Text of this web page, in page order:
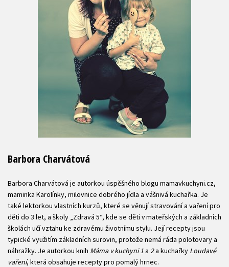
Barbora Charvátová
Barbora Charvátová je autorkou úspěšného blogu mamavkuchyni.cz,
maminka Karolínky, milovnice dobrého jídla a vášnivá kuchařka. Je
také lektorkou vlastních kurzů, které se věnují stravování a vaření pro
děti do 3 let, a školy „Zdravá 5“, kde se děti v mateřských a základních
školách učí vztahu ke zdravému životnímu stylu. Její recepty jsou
typické využitím základních surovin, protože nemá ráda polotovary a
náhražky. Je autorkou knih Máma v kuchyni 1a 2a kuchařky Loudavé
vaření, která obsahuje recepty pro pomalý hrnec.